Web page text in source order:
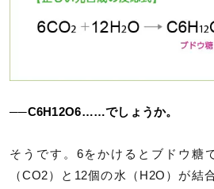
──C6H12O6……でしょうか。
そうです。6をかけるとブドウ糖
（CO2）と12個の水（H2O）が結